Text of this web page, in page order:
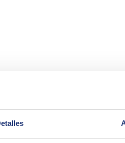
los ámbitos de Inteligencia
de euros en el ejercicio 2023
Medio, África y Asia. La